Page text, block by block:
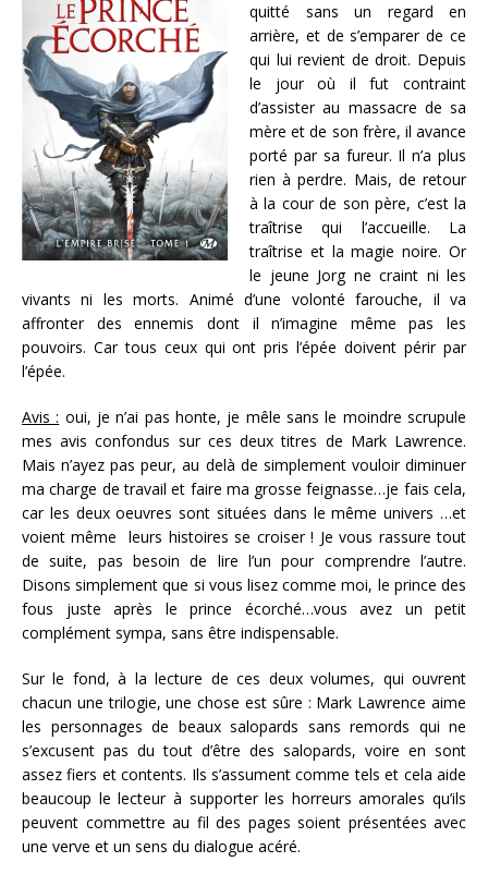
quitté sans un regard en
arrière, et de s’emparer de ce
qui lui revient de droit. Depuis
le jour où il fut contraint
d’assister au massacre de sa
mère et de son frère, il avance
porté par sa fureur. Il n’a plus
rien à perdre. Mais, de retour
à la cour de son père, c’est la
traîtrise qui l’accueille. La
traîtrise et la magie noire. Or
le jeune Jorg ne craint ni les
vivants ni les morts. Animé d’une volonté farouche, il va
affronter des ennemis dont il n’imagine même pas les
pouvoirs. Car tous ceux qui ont pris l’épée doivent périr par
l’épée.
Avis : oui, je n’ai pas honte, je mêle sans le moindre scrupule
mes avis confondus sur ces deux titres de Mark Lawrence.
Mais n’ayez pas peur, au delà de simplement vouloir diminuer
ma charge de travail et faire ma grosse feignasse…je fais cela,
car les deux oeuvres sont situées dans le même univers …et
voient même leurs histoires se croiser ! Je vous rassure tout
de suite, pas besoin de lire l’un pour comprendre l’autre.
Disons simplement que si vous lisez comme moi, le prince des
fous juste après le prince écorché…vous avez un petit
complément sympa, sans être indispensable.
Sur le fond, à la lecture de ces deux volumes, qui ouvrent
chacun une trilogie, une chose est sûre : Mark Lawrence aime
les personnages de beaux salopards sans remords qui ne
s’excusent pas du tout d’être des salopards, voire en sont
assez fiers et contents. Ils s’assument comme tels et cela aide
beaucoup le lecteur à supporter les horreurs amorales qu’ils
peuvent commettre au fil des pages soient présentées avec
une verve et un sens du dialogue acéré.